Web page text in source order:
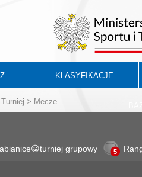
KLASYFIKACJE
Turniej > Mecze
grupowy
5